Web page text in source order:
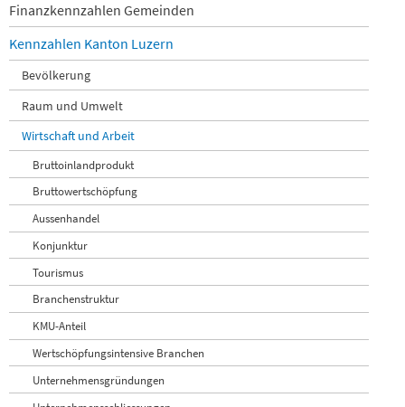
Finanzkennzahlen Gemeinden
Kennzahlen Kanton Luzern
Bevölkerung
Raum und Umwelt
Wirtschaft und Arbeit
Bruttoinlandprodukt
Bruttowertschöpfung
Aussenhandel
Konjunktur
Tourismus
Branchenstruktur
KMU-Anteil
Wertschöpfungsintensive Branchen
Unternehmensgründungen